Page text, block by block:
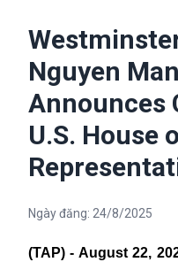
Nguyen
Announces
U.S. House
Ngày đăng: 24/8/2025
(TAP) - August 22,